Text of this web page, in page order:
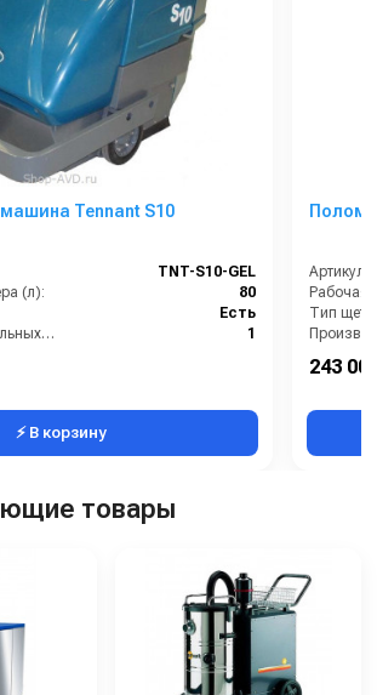
Tennant S10
TNT-S10-GEL
(л):
80
Есть
Количество центральных мусоросборных валиков (шт):
1
⚡ В корзину
Артикул:
Тип
243
товары